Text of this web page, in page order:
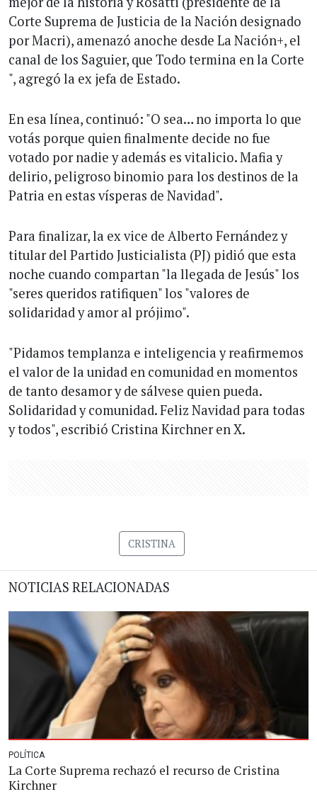
Corte Suprema de Justicia de la Nación designado
por Macri), amenazó anoche desde La Nación+, el
canal de los Saguier, que Todo termina en la Corte
", agregó la ex jefa de Estado.
En esa línea, continuó: "O sea… no importa lo que
votás porque quien finalmente decide no fue
votado por nadie y además es vitalicio. Mafia y
delirio, peligroso binomio para los destinos de la
Patria en estas vísperas de Navidad".
Para finalizar, la ex vice de Alberto Fernández y
titular del Partido Justicialista (PJ) pidió que esta
noche cuando compartan "la llegada de Jesús" los
"seres queridos ratifiquen" los "valores de
solidaridad y amor al prójimo".
"Pidamos templanza e inteligencia y reafirmemos
el valor de la unidad en comunidad en momentos
de tanto desamor y de sálvese quien pueda.
Solidaridad y comunidad. Feliz Navidad para todas
y todos", escribió Cristina Kirchner en X.
CRISTINA
NOTICIAS RELACIONADAS
POLÍTICA
La Corte Suprema rechazó el recurso de Cristina
Kirchner